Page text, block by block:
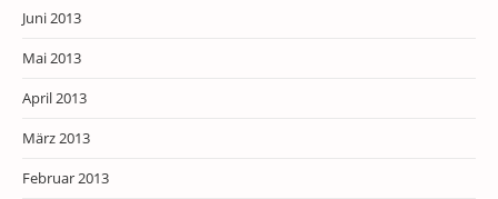
Juni 2013
Mai 2013
April 2013
März 2013
Februar 2013